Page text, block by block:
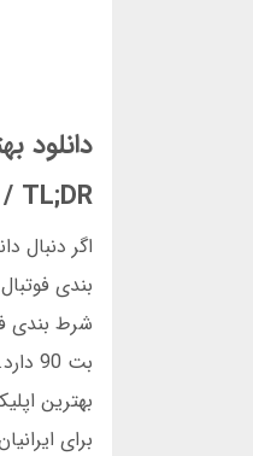
دانلود
TL;DR / خلاصه سریع
اگر دنبال
بندی
شرط بندی
برای